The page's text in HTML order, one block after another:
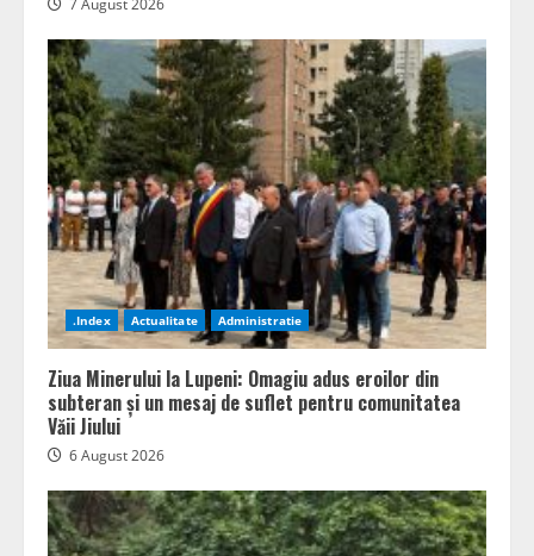
.Index Actualitate Administratie
Ziua Minerului la Lupeni: Omagiu adus eroilor din
subteran și un mesaj de suflet pentru comunitatea
Văii Jiului
6 August 2026